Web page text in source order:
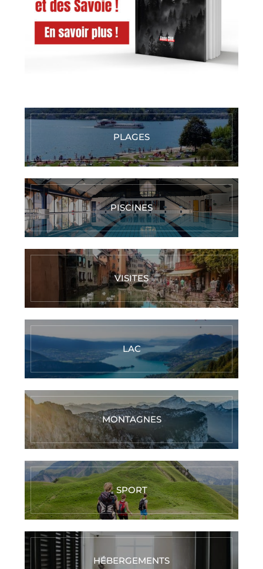
PLAGES
PISCINES
VISITES
LAC
MONTAGNES
SPORT
HÉBERGEMENTS